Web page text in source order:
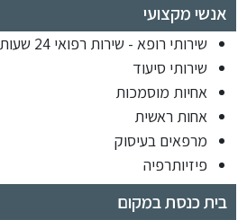
אנשי מקצועי
שירותי רופא - שירות רפואי 24 שעות ביממה
שירותי סיעוד
אחיות מוסמכות
אחות ראשית
מרפאים בעיסוק
פיזיותרפיה
בית כנסת במקום